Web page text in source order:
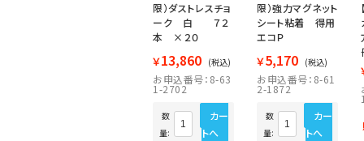
限）ダストレスチョ
ーク 白 ７２
本 ×２０
￥13,860 (税込)
お申込番号：8-63
1-2702
数
量:
カー
トへ
限）強力マグネット
シート粘着 得用
エコＰ
￥5,170 (税込)
お申込番号：8-61
2-1872
数
量:
カー
トへ